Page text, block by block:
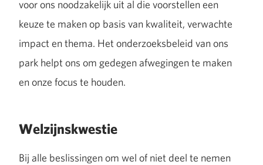
voor ons noodzakelijk uit al die voorstellen een
keuze te maken op basis van kwaliteit, verwachte
impact en thema. Het onderzoeksbeleid van ons
park helpt ons om gedegen afwegingen te maken
en onze focus te houden.
Welzijnskwestie
Bij alle beslissingen om wel of niet deel te nemen